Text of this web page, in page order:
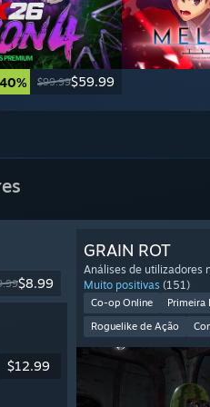
$99.99$59.99
$8.99
$12.99
GRAIN ROT
Análises de utilizadores
Muito positivas (151)
Co-op Online Primeira
Roguelike de Ação